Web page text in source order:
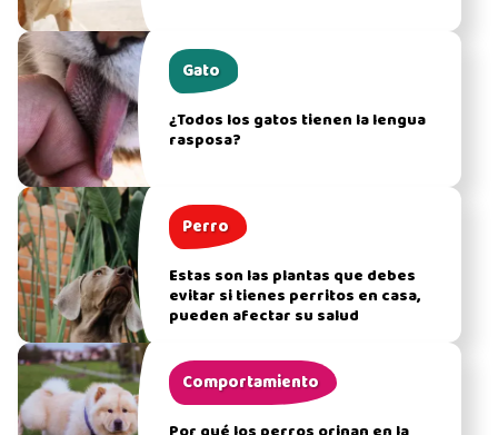
Gato
¿Todos los gatos tienen la lengua
rasposa?
Perro
Estas son las plantas que debes
evitar si tienes perritos en casa,
pueden afectar su salud
Comportamiento